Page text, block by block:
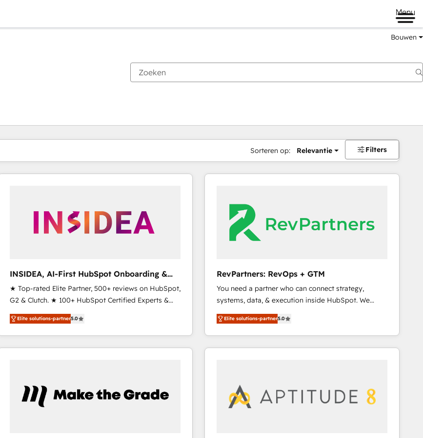
Menu
Bouwen
Sorteren op: Relevantie Filters
INSIDEA, AI-First HubSpot Onboarding &
RevOps
★ Top-rated Elite Partner, 500+ reviews on HubSpot,
G2 & Clutch. ★ 100+ HubSpot Certified Experts &
Trainers across the team ★ 1,500+ implementations
across five continents ★ AI-First, RevOps-led,
Onboarding obsessed ★ Company of the Year
2024/25 INSIDEA helps growing companies turn
your time zone. What we do ➤ Onboarding: Live in
weeks, with workflows built around your business,
Elite solutions-partner5.0
RevPartners: RevOps + GTM
You need a partner who can connect strategy,
systems, data, & execution inside HubSpot. We
bridge the gap where most agencies fall short by
combining GTM strategy with technical execution to
solve the right problem with the right solution. As the
only firm in the world to hold Elite Partner
market execution. Why B2B Businesses Choose RP: -
Secure: Soc2 compliant 🛡️ - Pricing: Implementations
Elite solutions-partner5.0
Je bent momenteel opPagina
PaginaPaginaPaginaPaginaPaginaPaginaPaginaPaginaPaginaPagina